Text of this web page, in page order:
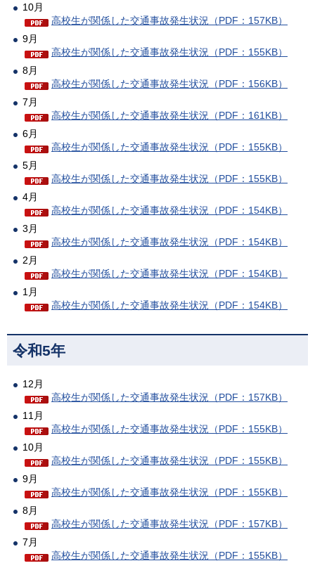
10月
高校生が関係した交通事故発生状況（PDF：157KB）
9月
高校生が関係した交通事故発生状況（PDF：155KB）
8月
高校生が関係した交通事故発生状況（PDF：156KB）
7月
高校生が関係した交通事故発生状況（PDF：161KB）
6月
高校生が関係した交通事故発生状況（PDF：155KB）
5月
高校生が関係した交通事故発生状況（PDF：155KB）
4月
高校生が関係した交通事故発生状況（PDF：154KB）
3月
高校生が関係した交通事故発生状況（PDF：154KB）
2月
高校生が関係した交通事故発生状況（PDF：154KB）
1月
高校生が関係した交通事故発生状況（PDF：154KB）
令和5年
12月
高校生が関係した交通事故発生状況（PDF：157KB）
11月
高校生が関係した交通事故発生状況（PDF：155KB）
10月
高校生が関係した交通事故発生状況（PDF：155KB）
9月
高校生が関係した交通事故発生状況（PDF：155KB）
8月
高校生が関係した交通事故発生状況（PDF：157KB）
7月
高校生が関係した交通事故発生状況（PDF：155KB）